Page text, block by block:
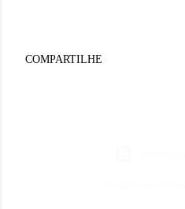
COMPARTILHE